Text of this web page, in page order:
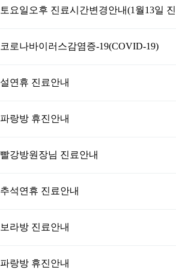
토요일오후 진료시간변경안내(1월13일
코로나바이러스감염증-19(COVID-19)
설연휴 진료안내
파랑방 휴진안내
빨강방원장님 진료안내
추석연휴 진료안내
보라방 진료안내
파랑방 휴진안내